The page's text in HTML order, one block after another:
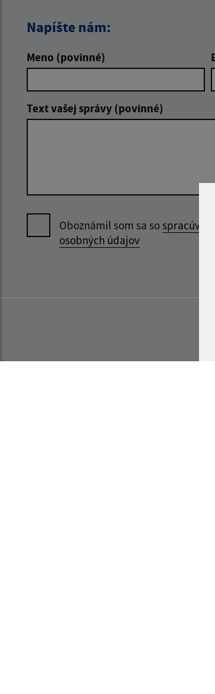
Napíšte nám:
Meno (povinné)
Text vašej správy (povinné)
Oboznámil som sa so
osobných údajov